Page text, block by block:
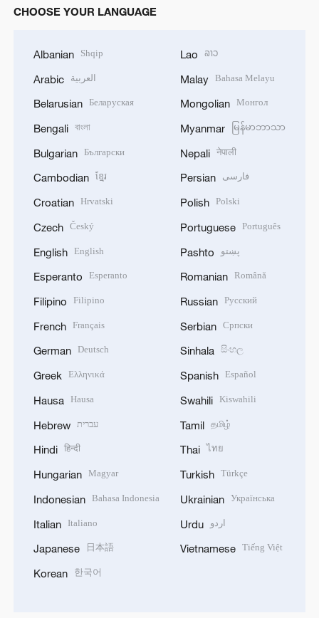
CHOOSE YOUR LANGUAGE
Albanian Shqip
Arabic العربية
Belarusian Беларуская
Bengali বাংলা
Bulgarian Български
Cambodian ខ្មែរ
Croatian Hrvatski
Czech Český
English English
Esperanto Esperanto
Filipino Filipino
French Français
German Deutsch
Greek Ελληνικά
Hausa Hausa
Hebrew עברית
Hindi हिन्दी
Hungarian Magyar
Indonesian Bahasa Indonesia
Italian Italiano
Japanese 日本語
Korean 한국어
Lao ລາວ
Malay Bahasa Melayu
Mongolian Монгол
Myanmar မြန်မာဘာသာ
Nepali नेपाली
Persian فارسی
Polish Polski
Portuguese Português
Pashto پښتو
Romanian Română
Russian Русский
Serbian Српски
Sinhala සිංහල
Spanish Español
Swahili Kiswahili
Tamil தமிழ்
Thai ไทย
Turkish Türkçe
Ukrainian Українська
Urdu اردو
Vietnamese Tiếng Việt